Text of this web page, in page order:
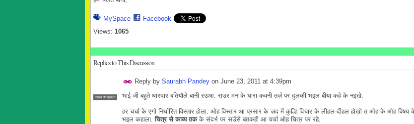
MySpace
Facebook
Views: 1065
Replies to This Discussion
सदस्य टीम प्रबंधन
Reply by Saurabh Pandey on June 23, 2011 at 4:39pm
भाई जी बहुते धारदार बतियौले बानी रउआ. राउर मन के धारा कवनी तर्ज़ पर दुलकी भइल बीया कहे के नइखे.
हर चर्चा के एगो निर्धारित विस्तार होला. ओह विस्तार आ प्रसार के ज़द में कुल्हि विचार के लीहल-दीहल होखो त ओह के ओह विषय
भइल कहाला. चित्र से काव्य तकके संदर्भ पर सउँसे बतकही आ चर्चा ओह चित्र पर रहे.